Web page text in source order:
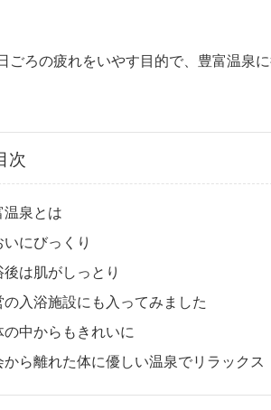
ごろの疲れをいやす目的で、豊富温泉に
次
温泉とは
いにびっくり
後は肌がしっとり
の入浴施設にも入ってみました
の中からもきれいに
から離れた体に優しい温泉でリラックス